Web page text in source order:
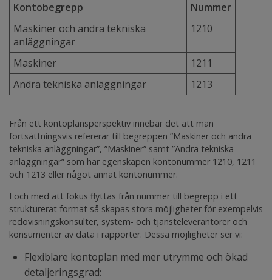
Kontobegrepp
Nummer
Maskiner och andra tekniska
anläggningar
1210
Maskiner
1211
Andra tekniska anläggningar
1213
Från ett kontoplansperspektiv innebär det att man
fortsättningsvis refererar till begreppen ”Maskiner och andra
tekniska anläggningar”, ”Maskiner” samt ”Andra tekniska
anläggningar” som har egenskapen kontonummer 1210, 1211
och 1213 eller något annat kontonummer.
I och med att fokus flyttas från nummer till begrepp i ett
strukturerat format så skapas stora möjligheter för exempelvis
redovisningskonsulter, system- och tjänsteleverantörer och
konsumenter av data i rapporter. Dessa möjligheter ser vi:
Flexiblare kontoplan med mer utrymme och ökad
detaljeringsgrad: